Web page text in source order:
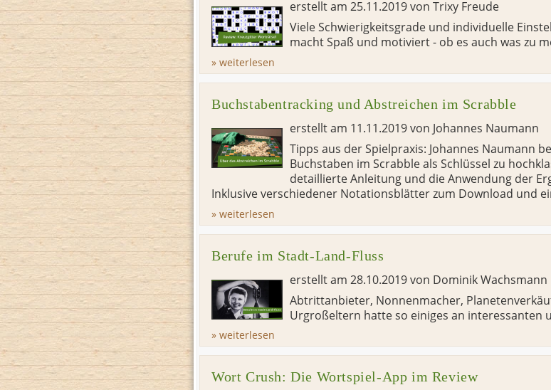
erstellt am 25.11.2019von Trixy Freude
Viele Schwierigkeitsgrade und individuelle
macht Spaß und motiviert - ob es auch was zu
» weiterlesen
Buchstabentracking und Abstreichen im Scrabble
erstellt am 11.11.2019von Johannes Naumann
Tipps aus der Spielpraxis: Johannes Naumann
Buchstaben im Scrabble als Schlüssel zu
detaillierte Anleitung und die Anwendung der
Inklusive verschiedener Notationsblätter zum Download und
» weiterlesen
Berufe im Stadt-Land-Fluss
erstellt am 28.10.2019von Dominik Wachsmann
Abtrittanbieter, Nonnenmacher,
Urgroßeltern hatte so einiges an interessanten
» weiterlesen
Wort Crush: Die Wortspiel-App im Review